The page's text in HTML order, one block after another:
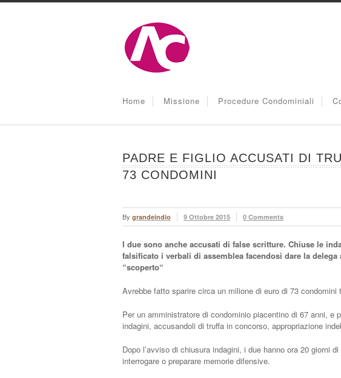
Home Missione Procedure Condominiali
PADRE E FIGLIO ACCUSATI DI
73 CONDOMINI
By grandeindio 9 Ottobre 2015 0 Comments
I due sono anche accusati di false scritture. Chiuse le
falsificato i verbali di assemblea facendosi dare la
“scoperto“
Avrebbe fatto sparire circa un milione di euro di 73 condomini
Per un amministratore di condominio piacentino di 67 anni, e
indagini, accusandoli di truffa in concorso, appropriazione
Dopo l’avviso di chiusura indagini, i due hanno ora 20 giorni
interrogare o preparare memorie difensive.